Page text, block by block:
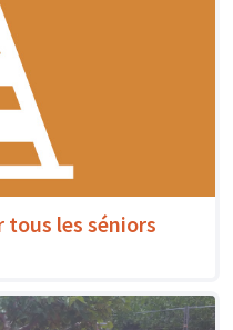
tous les séniors